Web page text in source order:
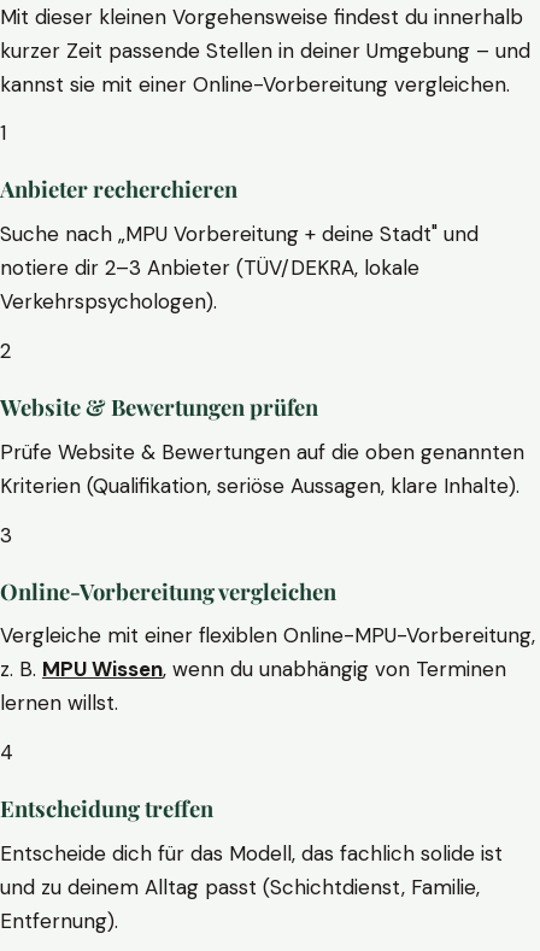
Mit dieser kleinen Vorgehensweise findest du innerhalb
kurzer Zeit passende Stellen in deiner Umgebung – und
kannst sie mit einer Online-Vorbereitung vergleichen.
1
Anbieter recherchieren
Suche nach „MPU Vorbereitung + deine Stadt" und
notiere dir 2–3 Anbieter (TÜV/DEKRA, lokale
Verkehrspsychologen).
2
Website & Bewertungen prüfen
Prüfe Website & Bewertungen auf die oben genannten
Kriterien (Qualifikation, seriöse Aussagen, klare Inhalte).
3
Online-Vorbereitung vergleichen
Vergleiche mit einer flexiblen Online-MPU-Vorbereitung,
z. B. MPU Wissen, wenn du unabhängig von Terminen
lernen willst.
4
Entscheidung treffen
Entscheide dich für das Modell, das fachlich solide ist
und zu deinem Alltag passt (Schichtdienst, Familie,
Entfernung).